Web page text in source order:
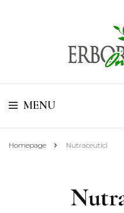
Vendita di Botaniche, Erbe e
MENU
Homepage Nutraceutici